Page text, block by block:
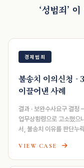
‘성범죄’
경제범죄
불송치 이의신청 -
이끌어낸 사례
결과 · 보완수사요구 결정
업무상횡령으로 고소했으
서, 불송치 이유를 판단누
VIEW CASE